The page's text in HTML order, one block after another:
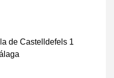
de Castelldefels 1